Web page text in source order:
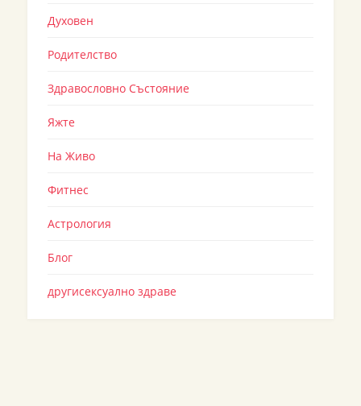
Духовен
Родителство
Здравословно Състояние
Яжте
На Живо
Фитнес
Астрология
Блог
другисексуално здраве